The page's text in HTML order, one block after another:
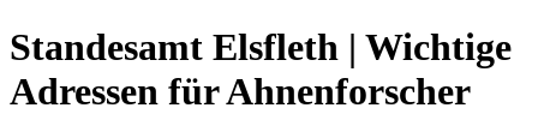
Standesamt Elsfleth | Wichtige
Adressen für Ahnenforscher